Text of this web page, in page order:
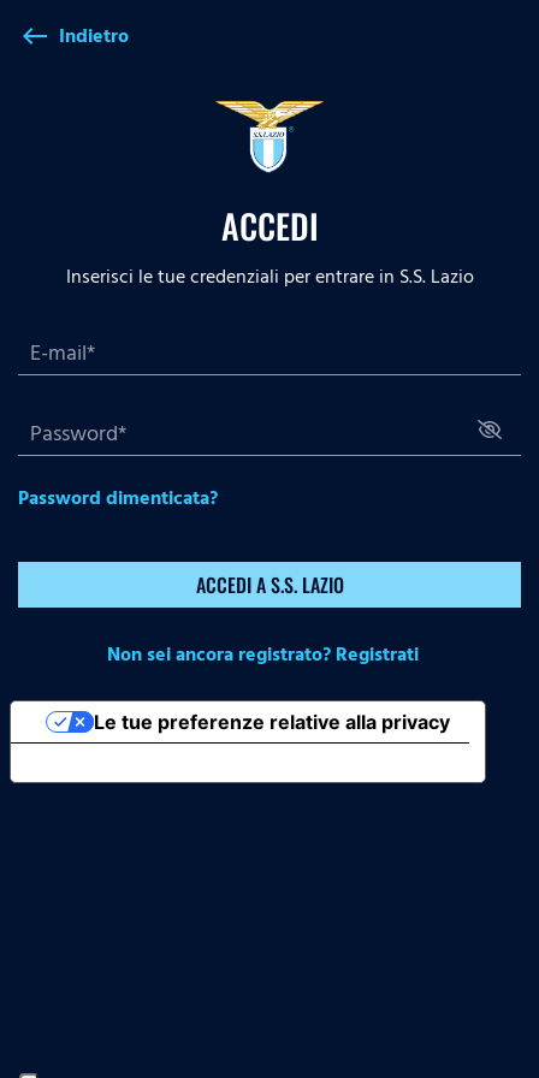
west Indietro
ACCEDI
Inserisci le tue credenziali per entrare in S.S. Lazio
Password dimenticata?
ACCEDI A S.S. LAZIO
Non sei ancora registrato? Registrati
Le tue preferenze relative alla privacy